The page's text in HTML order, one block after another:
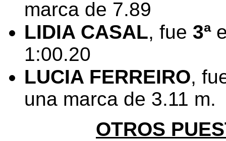
marca de 7.89
LIDIA CASAL, fue 3ª
1:00.20
LUCIA FERREIRO​,
una marca de 3.11 m.
OTROS